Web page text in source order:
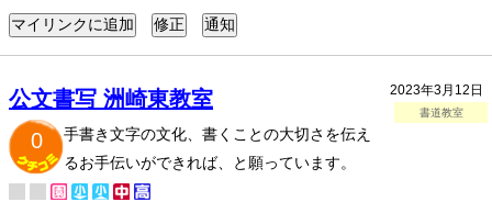
2023年3月12日
書道教室
公文書写 洲崎東教室
0
手書き文字の文化、書くことの大切さを伝え
るお手伝いができれば、と願っています。